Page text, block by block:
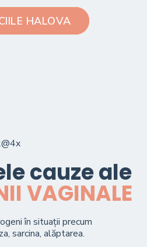
HALOVA
cauze ale
VAGINALE
în situații precum
sarcina, alăptarea.